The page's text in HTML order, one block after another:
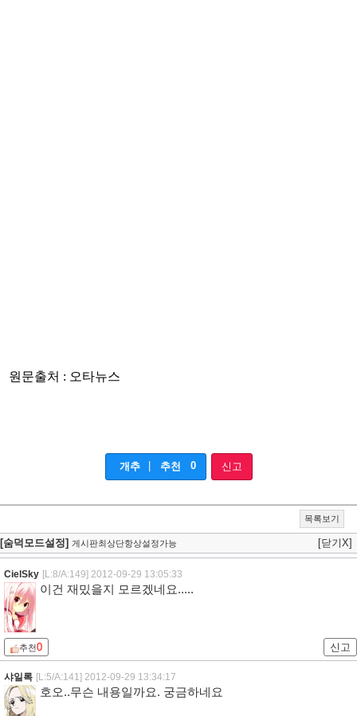
원문출처 : 오타뉴스
개추 추천 0 신고
목록보기
[숨덕모드설정] 게시판최상단항상설정가능 [닫기X]
CielSky [L:8/A:149] 2012-09-29 13:05:33
이건 재밌을지 모르겠네요.....
추천0 신고
샤일록 [L:5/A:141] 2012-09-29 13:34:17
호오..무슨 내용일까요. 궁금하네요